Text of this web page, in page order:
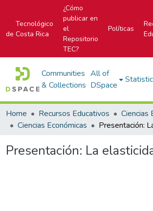
Tecnológico
de Costa Rica
¿Cómo
publicar en
el
Repositorio
TEC?
Políticas
Communities
& Collections
All of
DSpace
Home Recursos Educativos
Ciencias
Ciencias Económicas
Presentación:
Presentación: La